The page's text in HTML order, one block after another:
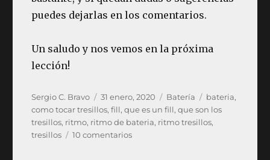
puedes dejarlas en los comentarios.
Un saludo y nos vemos en la próxima
lección!
Autor
Sergio C. Bravo
Publicado
el
31 enero, 2020 Categorías
Batería Etiquetas
bateria,
como tocar tresillos,fill,que es un fill,que son los
tresillos, ritmo, ritmo de bateria, ritmo tresillos,
tresillos
10 comentariosen